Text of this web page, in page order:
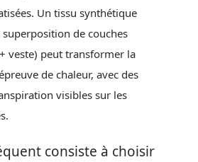
Un tissu synthétique
de couches
veste) peut transformer la
de chaleur, avec des
visibles sur les
consiste à choisir